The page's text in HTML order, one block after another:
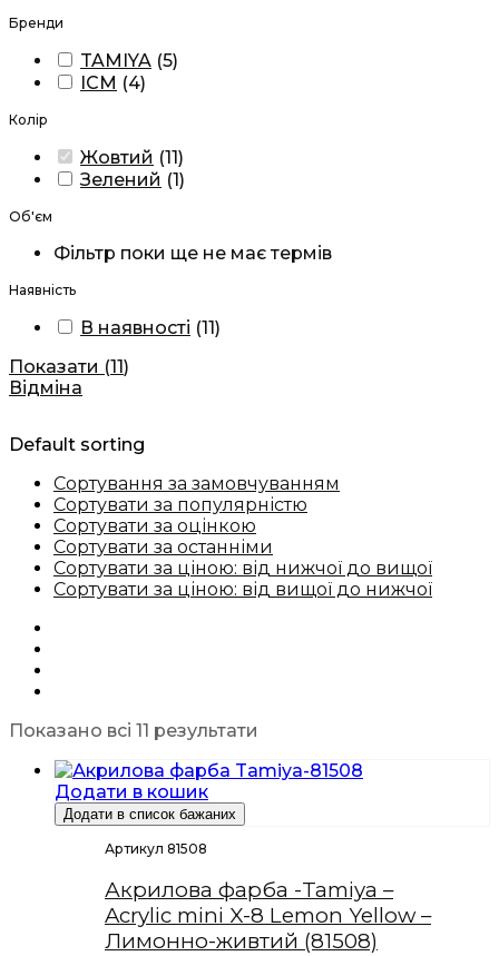
Бренди
TAMIYA (5)
ICM (4)
Колір
Жовтий (11)
Зелений (1)
Об'єм
Фільтр поки ще не має термів
Наявність
В наявності (11)
Показати (11)
Відміна
Default sorting
Сортування за замовчуванням
Сортувати за популярністю
Сортувати за оцінкою
Сортувати за останніми
Сортувати за ціною: від нижчої до вищої
Сортувати за ціною: від вищої до нижчої
Показано всі 11 результати
Додати в кошик
Додати в список бажаних
Артикул 81508
Акрилова фарба -Tamiya –
Acrylic mini X-8 Lemon Yellow –
Лимонно-живтий (81508)